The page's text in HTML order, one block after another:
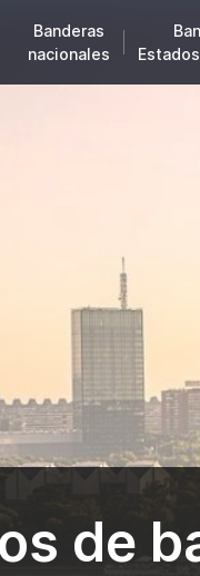
Banderas
nacionales
de